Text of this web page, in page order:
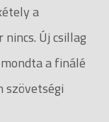
a
Új csillag
a finálé
szövetségi